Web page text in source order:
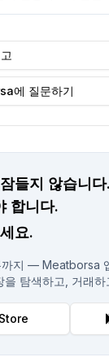
에 질문하기
들지 않습니다.
합니다.
요.
까지 — Meatborsa
을 탐색하고, 거래하